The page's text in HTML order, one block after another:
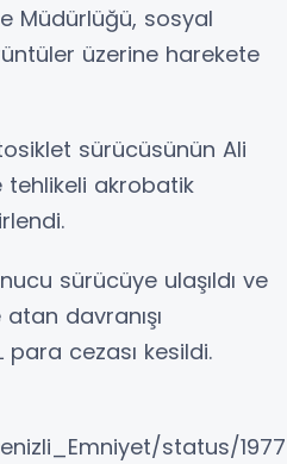
Müdürlüğü, sosyal
üzerine harekete
sürücüsünün Ali
tehlikeli akrobatik
sürücüye ulaşıldı ve
davranışı
para cezası kesildi.
status/